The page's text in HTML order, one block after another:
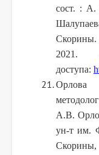
сост. :
доступа:
А.В.
ун-т им.